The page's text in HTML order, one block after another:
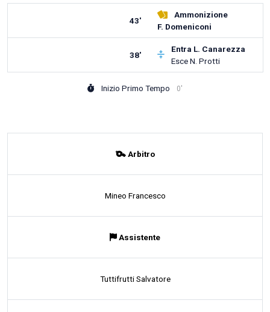
43'
Ammonizione
F. Domeniconi
38'
Entra L. Canarezza
EsceN. Protti
Inizio Primo Tempo 0'
Arbitro
Mineo Francesco
Assistente
Tuttifrutti Salvatore